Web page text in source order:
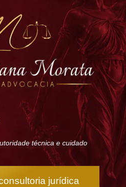
técnica e cuidado
jurídica